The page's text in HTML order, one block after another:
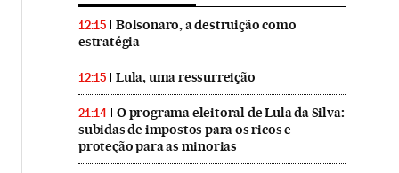
12:15
Bolsonaro, a destruição como
estratégia
12:15 Lula, uma ressurreição
21:14
O programa eleitoral de Lula da Silva:
subidas de impostos para os ricos e
proteção para as minorias